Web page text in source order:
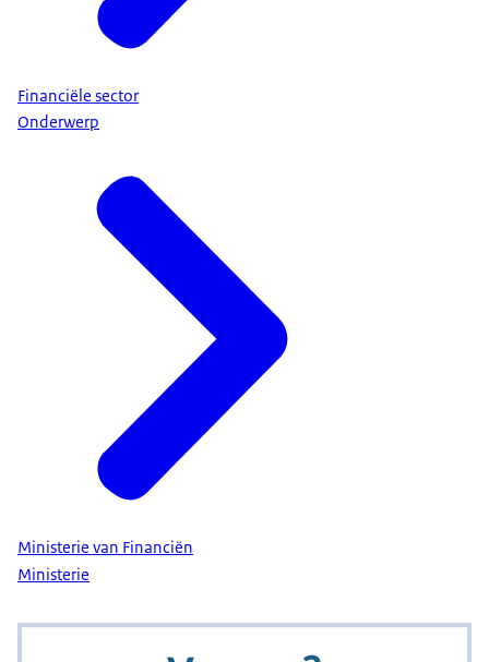
Financiële sector
Onderwerp
Ministerie van Financiën
Ministerie